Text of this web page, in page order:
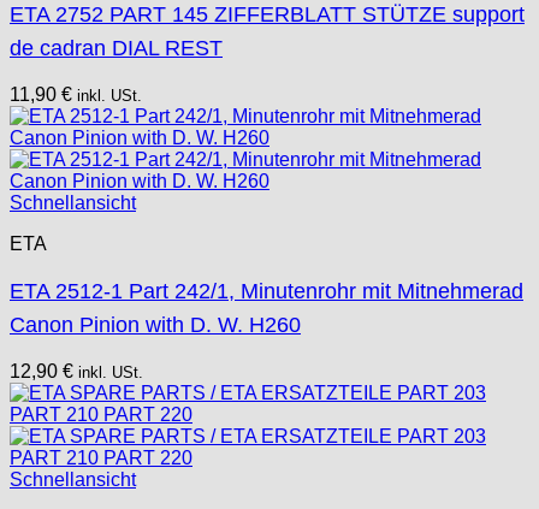
ETA 2752 PART 145 ZIFFERBLATT STÜTZE support
de cadran DIAL REST
11,90 € inkl. USt.
Schnellansicht
ETA
ETA 2512-1 Part 242/1, Minutenrohr mit Mitnehmerad
Canon Pinion with D. W. H260
12,90 € inkl. USt.
Schnellansicht